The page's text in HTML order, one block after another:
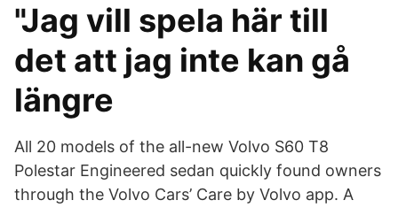
"Jag vill spela här till
det att jag inte kan gå
längre
All 20 models of the all-new Volvo S60 T8
Polestar Engineered sedan quickly found owners
through the Volvo Cars’ Care by Volvo app. A